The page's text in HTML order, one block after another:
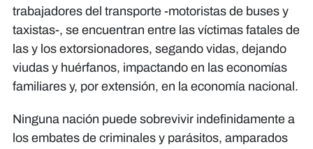
trabajadores del transporte -motoristas de buses y
taxistas-, se encuentran entre las víctimas fatales de
las y los extorsionadores, segando vidas, dejando
viudas y huérfanos, impactando en las economías
familiares y, por extensión, en la economía nacional.
Ninguna nación puede sobrevivir indefinidamente a
los embates de criminales y parásitos, amparados